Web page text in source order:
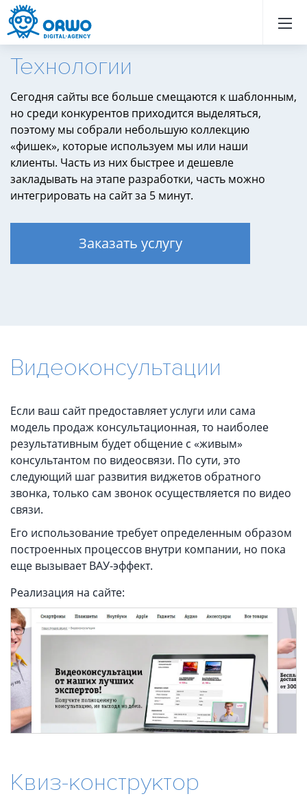
Технологии
Сегодня сайты все больше смещаются к шаблонным,
но среди конкурентов приходится выделяться,
поэтому мы собрали небольшую коллекцию
«фишек», которые используем мы или наши
клиенты. Часть из них быстрее и дешевле
закладывать на этапе разработки, часть можно
интегрировать на сайт за 5 минут.
Заказать услугу
Видеоконсультации
Если ваш сайт предоставляет услуги или сама
модель продаж консультационная, то наиболее
результативным будет общение с «живым»
консультантом по видеосвязи. По сути, это
следующий шаг развития виджетов обратного
звонка, только сам звонок осуществляется по видео
связи.
Его использование требует определенным образом
построенных процессов внутри компании, но пока
еще вызывает ВАУ-эффект.
Реализация на сайте:
Квиз-конструктор
Назад
Назад
Назад
Назад
Назад
Назад
Назад
Назад
Назад
Назад
Назад
Назад
Назад
Назад
Назад
Назад
Назад
Назад
Назад
Назад